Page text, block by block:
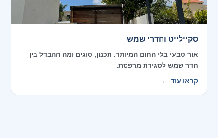
סקיילייט וחדרי שמש
אור טבעי בלי החום המיותר. תכנון, סוגים ומה ההבדל בין
חדר שמש לסגירת מרפסת.
קראו עוד ←